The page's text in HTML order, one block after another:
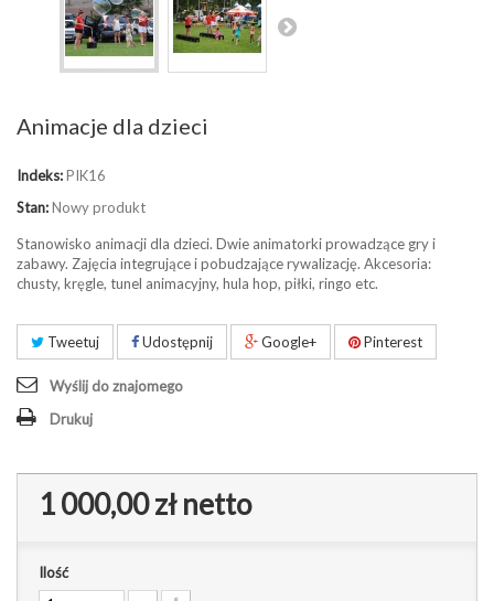
Animacje dla dzieci
Indeks:PIK16
Stan:Nowy produkt
Stanowisko animacji dla dzieci. Dwie animatorki prowadzące gry i
zabawy. Zajęcia integrujące i pobudzające rywalizację. Akcesoria:
chusty, kręgle, tunel animacyjny, hula hop, piłki, ringo etc.
Tweetuj Udostępnij Google+ Pinterest
Wyślij do znajomego
Drukuj
1 000,00 złnetto
Ilość